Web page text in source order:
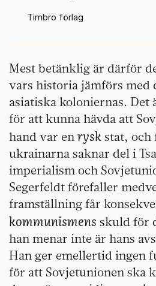
Timbro förlag
Mest betänklig är därför
vars historia jämförs med
asiatiska koloniernas.
för att kunna hävda att
hand var en rysk stat, och
ukrainarna saknar del i
imperialism och
Segerfeldt förefaller
framställning får
kommunismens skuld för
han menar inte är hans
Han ger emellertid ingen
för att Sovjetunionen ska